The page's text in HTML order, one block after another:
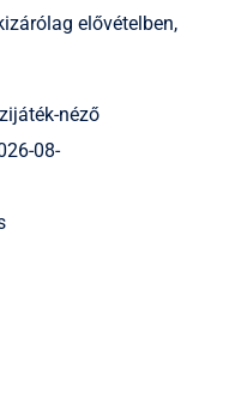
elővételben,
néző
08-